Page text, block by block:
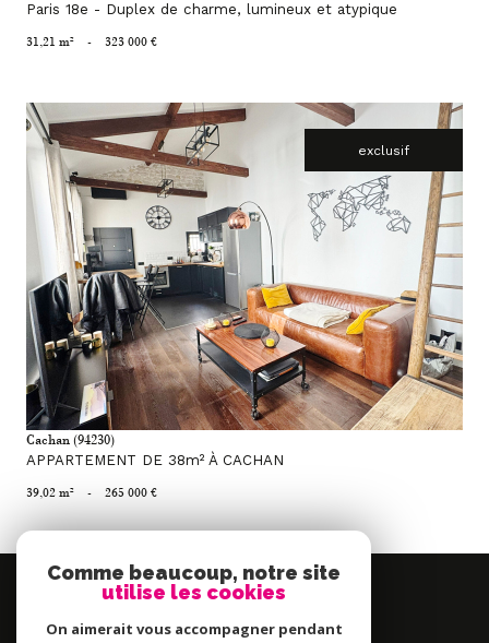
Paris 18e - Duplex de charme, lumineux et atypique
31,21 m² - 323 000 €
exclusif
voir le bien
Cachan (94230)
APPARTEMENT DE 38m² À CACHAN
39,02 m² - 265 000 €
Se
Comme beaucoup, notre site
utilise les cookies
On aimerait vous accompagner pendant